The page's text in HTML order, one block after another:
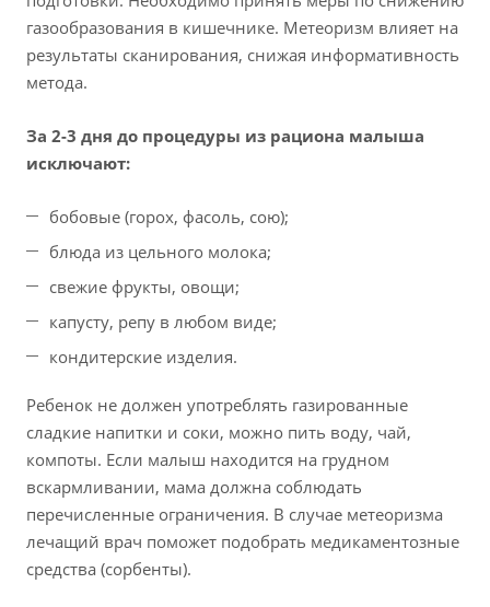
газообразования в кишечнике. Метеоризм влияет на
результаты сканирования, снижая информативность
метода.
За 2-3 дня до процедуры из рациона малыша
исключают:
бобовые (горох, фасоль, сою);
блюда из цельного молока;
свежие фрукты, овощи;
капусту, репу в любом виде;
кондитерские изделия.
Ребенок не должен употреблять газированные
сладкие напитки и соки, можно пить воду, чай,
компоты. Если малыш находится на грудном
вскармливании, мама должна соблюдать
перечисленные ограничения. В случае метеоризма
лечащий врач поможет подобрать медикаментозные
средства (сорбенты).